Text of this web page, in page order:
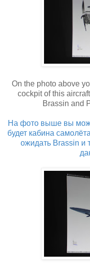
On the photo above
cockpit of this
Brassin and
На фото выше вы
будет кабина
ожидать Brassin и